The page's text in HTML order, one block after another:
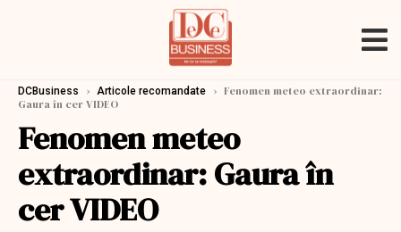
DCBusiness › Articole recomandate › Fenomen meteo extraordinar:
Gaura în cer VIDEO
Fenomen meteo
extraordinar: Gaura în
cer VIDEO